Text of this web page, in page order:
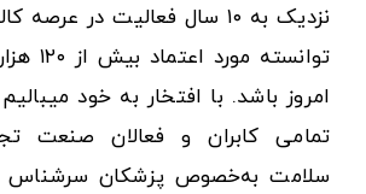
نزدیک به ۱۰ سال فعالیت در
امروز باشد. با افتخار به خود
تمامی کابران و فعالان صنعت
سلامت به‌خصوص پزشکان سرشناس